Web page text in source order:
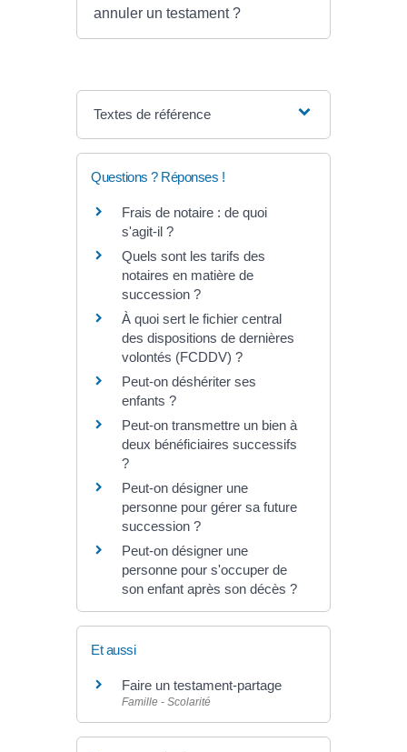
annuler un testament ?
Textes de référence
Questions ? Réponses !
Frais de notaire : de quoi
s'agit-il ?
Quels sont les tarifs des
notaires en matière de
succession ?
À quoi sert le fichier central
des dispositions de dernières
volontés (FCDDV) ?
Peut-on déshériter ses
enfants ?
Peut-on transmettre un bien à
deux bénéficiaires successifs
?
Peut-on désigner une
personne pour gérer sa future
succession ?
Peut-on désigner une
personne pour s'occuper de
son enfant après son décès ?
Et aussi
Faire un testament-partage
Famille - Scolarité